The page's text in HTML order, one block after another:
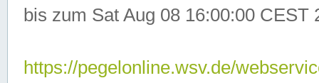
bis zum Sat Aug 08 16:00:00 CEST
https://pegelonline.wsv.de/